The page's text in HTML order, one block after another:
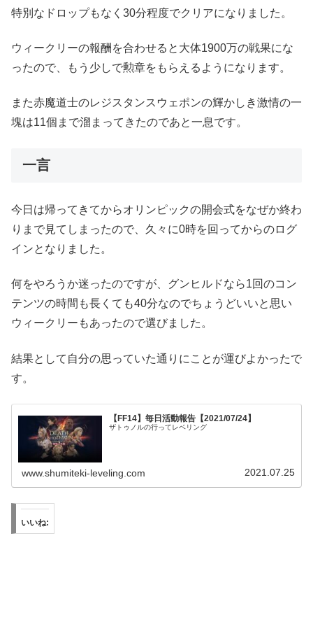
特別なドロップもなく30分程度でクリアになりました。
ウィークリーの報酬を合わせると大体1900万の戦果にな
ったので、もう少しで勲章をもらえるようになります。
また赤魔道士のレジスタンスウェポンの輝かしき激情の一
塊は11個まで溜まってきたのであと一息です。
一言
今日は帰ってきてからオリンピックの開会式をなぜか終わ
りまで見てしまったので、久々に0時を回ってからのログ
インとなりました。
何をやろうか迷ったのですが、グンヒルドなら1回のコン
テンツの時間も長くても40分なのでちょうどいいと思い
ウィークリーもあったので選びました。
結果として自分の思っていた通りにことが運びよかったで
す。
【FF14】毎日活動報告【2021/07/24】
ザトゥノルの行ってレベリング
www.shumiteki-leveling.com 2021.07.25
いいね: